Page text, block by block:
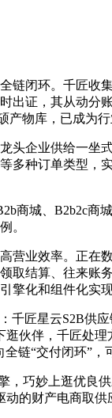
闭环。千匠收
出证，其从动
物库，已成为
业供给一坐
种订单类型
城、B2b2c商
。
业效率。正在
取结算、往来
化和组件化实
匠星云S2B供
伙伴，千匠处
链“交付闭环”
巧妙上逛优良
的财产电商取